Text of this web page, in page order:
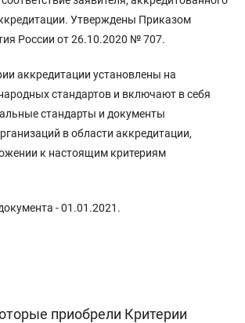
Утверждены Приказом
России от 26.10.2020 № 707.
аккредитации установлены на
стандартов и включают в себя
стандарты и документы
в области аккредитации,
к настоящим критериям
- 01.01.2021.
приобрели Критерии